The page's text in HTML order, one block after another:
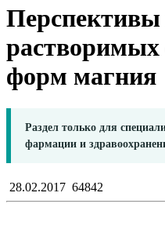
Перспективы
растворимых
форм магния
Раздел только для
фармации и
28.02.2017 64842